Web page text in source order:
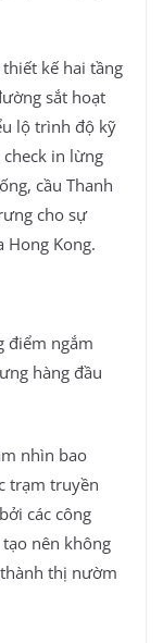
kế hai tầng
sắt hoạt
lộ trình độ kỹ
in lừng
cầu Thanh
cho sự
Hong Kong.
điểm ngắm
hàng đầu
nhìn bao
trạm truyền
các công
nên không
thị nườm